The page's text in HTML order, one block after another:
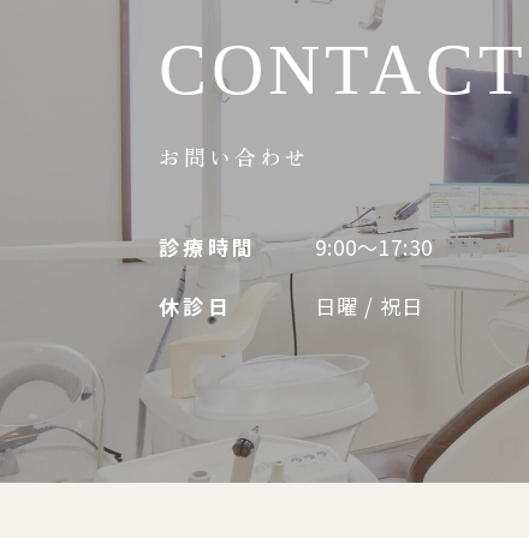
CONTACT
お問い合わせ
診療時間
9:00～17:30
休診日
日曜 / 祝日